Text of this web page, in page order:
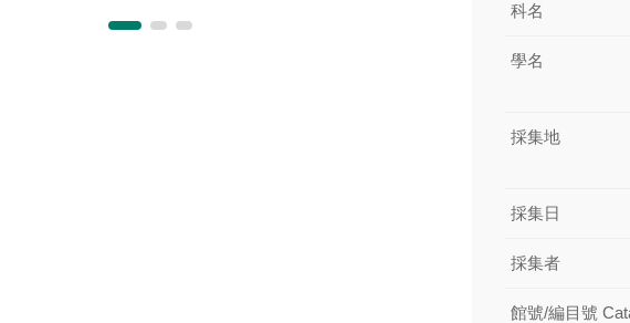
科名
學名
採集地
採集日
採集者
館號/編目號